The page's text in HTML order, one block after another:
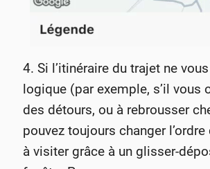
4. Si l’itinéraire du trajet ne
logique (par exemple, s’il vous
des détours, ou à rebrousser
pouvez toujours changer
à visiter grâce à un glisser-